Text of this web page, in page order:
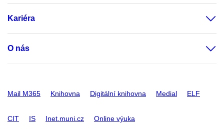
Kariéra
O nás
Mail M365 Knihovna Digitální knihovna Medial ELF
CIT IS Inet.muni.cz Online výuka